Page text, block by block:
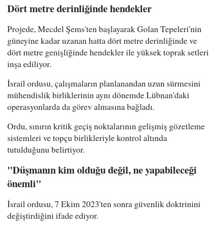
Dört metre derinliğinde hendekler
Projede, Mecdel Şems'ten başlayarak Golan Tepeleri'nin
güneyine kadar uzanan hatta dört metre derinliğinde ve
dört metre genişliğinde hendekler ile yüksek toprak setleri
inşa ediliyor.
İsrail ordusu, çalışmaların planlanandan uzun sürmesini
mühendislik birliklerinin aynı dönemde Lübnan'daki
operasyonlarda da görev almasına bağladı.
Ordu, sınırın kritik geçiş noktalarının gelişmiş gözetleme
sistemleri ve topçu birlikleriyle kontrol altında
tutulduğunu belirtiyor.
"Düşmanın kim olduğu değil, ne yapabileceği
önemli"
İsrail ordusu, 7 Ekim 2023'ten sonra güvenlik doktrinini
değiştirdiğini ifade ediyor.